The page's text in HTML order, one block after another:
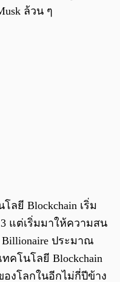
ล้วน ๆ
ลยี Blockchain เริ่ม
แต่เริ่มมาให้ความสน
Billionaire ประมาณ
คโนโลยี Blockchain
องโลกในอีกไม่กี่ปีข้าง